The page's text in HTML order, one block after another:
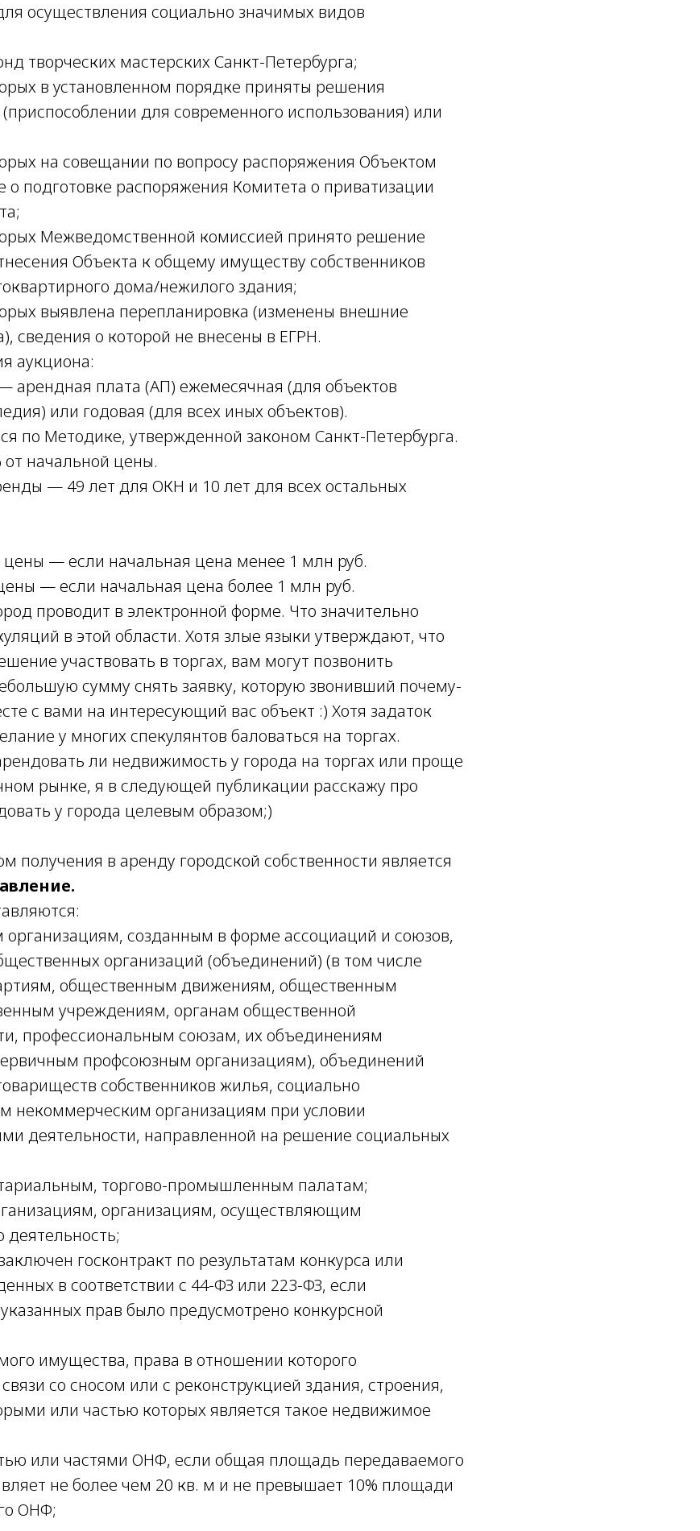
осуществления социально значимых видов
творческих мастерских Санкт-Петербурга;
в установленном порядке приняты решения
для современного использования) или
на совещании по вопросу распоряжения Объектом
подготовке распоряжения Комитета о приватизации
Межведомственной комиссией принято решение
Объекта к общему имуществу собственников
дома/нежилого здания;
выявлена перепланировка (изменены внешние
сведения о которой не внесены в ЕГРН.
аукциона:
арендная плата (АП) ежемесячная (для объектов
или годовая (для всех иных объектов).
по Методике, утвержденной законом Санкт-Петербурга.
начальной цены.
— 49 лет для ОКН и 10 лет для всех остальных
цены — если начальная цена менее 1 млн руб.
— если начальная цена более 1 млн руб.
проводит в электронной форме. Что значительно
в этой области. Хотя злые языки утверждают, что
участвовать в торгах, вам могут позвонить
сумму снять заявку, которую звонивший почему-
с вами на интересующий вас объект :) Хотя задаток
у многих спекулянтов баловаться на торгах.
ли недвижимость у города на торгах или проще
рынке, я в следующей публикации расскажу про
у города целевым образом;)
получения в аренду городской собственности является
созданным в форме ассоциаций и союзов,
организаций (объединений) (в том числе
общественным движениям, общественным
учреждениям, органам общественной
профессиональным союзам, их объединениям
профсоюзным организациям), объединений
собственников жилья, социально
некоммерческим организациям при условии
деятельности, направленной на решение социальных
торгово-промышленным палатам;
организациям, осуществляющим
деятельность;
госконтракт по результатам конкурса или
в соответствии с 44-ФЗ или 223-ФЗ, если
прав было предусмотрено конкурсной
имущества, права в отношении которого
со сносом или с реконструкцией здания, строения,
или частью которых является такое недвижимое
или частями ОНФ, если общая площадь передаваемого
не более чем 20 кв. м и не превышает 10% площади
ОНФ;